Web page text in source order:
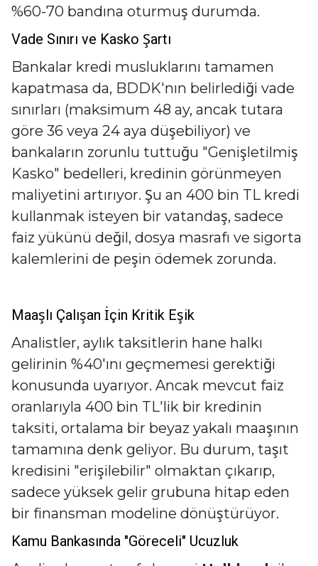
%60-70 bandına oturmuş durumda.
Vade Sınırı ve Kasko Şartı
Bankalar kredi musluklarını tamamen
kapatmasa da, BDDK'nın belirlediği vade
sınırları (maksimum 48 ay, ancak tutara
göre 36 veya 24 aya düşebiliyor) ve
bankaların zorunlu tuttuğu "Genişletilmiş
Kasko" bedelleri, kredinin görünmeyen
maliyetini artırıyor. Şu an 400 bin TL kredi
kullanmak isteyen bir vatandaş, sadece
faiz yükünü değil, dosya masrafı ve sigorta
kalemlerini de peşin ödemek zorunda.
Maaşlı Çalışan İçin Kritik Eşik
Analistler, aylık taksitlerin hane halkı
gelirinin %40'ını geçmemesi gerektiği
konusunda uyarıyor. Ancak mevcut faiz
oranlarıyla 400 bin TL'lik bir kredinin
taksiti, ortalama bir beyaz yakalı maaşının
tamamına denk geliyor. Bu durum, taşıt
kredisini "erişilebilir" olmaktan çıkarıp,
sadece yüksek gelir grubuna hitap eden
bir finansman modeline dönüştürüyor.
Kamu Bankasında "Göreceli" Ucuzluk